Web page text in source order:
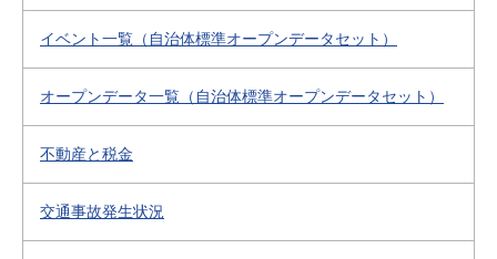
イベント一覧（自治体標準オープンデータセット）
オープンデータ一覧（自治体標準オープンデータセット）
不動産と税金
交通事故発生状況